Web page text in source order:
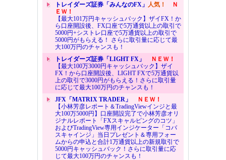
トレイダーズ証券「みんなのFX」 人気！
Ｎ
ＥＷ！
【最大101万円キャッシュバック】ザイFX！か
ら口座開設後、FX口座で5万通貨以上の取引で
5000円+シストレ口座で5万通貨以上の取引で
5000円がもらえる！ さらに取引量に応じて最
大100万円のチャンスも！
トレイダーズ証券「LIGHT FX」
ＮＥＷ！
【最大100万3000円キャッシュバック】ザイ
FX！から口座開設後、LIGHT FXで5万通貨以
上の取引で3000円がもらえる！さらに取引量
に応じて最大100万円のチャンスも！
JFX「MATRIX TRADER」
ＮＥＷ！
【小林芳彦レポート＆TradingViewインジと最
大100万5000円】口座開設完了で小林芳彦オリ
ジナルレポート「FXスキャルピングのコツ」
およびTradingView専用インジケーター「コバ
スキャインジ」当日プレゼント＆専用フォー
ムからの申込と合計1万通貨以上の新規取引で
5000円キャッシュバック！さらに取引量に応
じて最大100万円のチャンスも！